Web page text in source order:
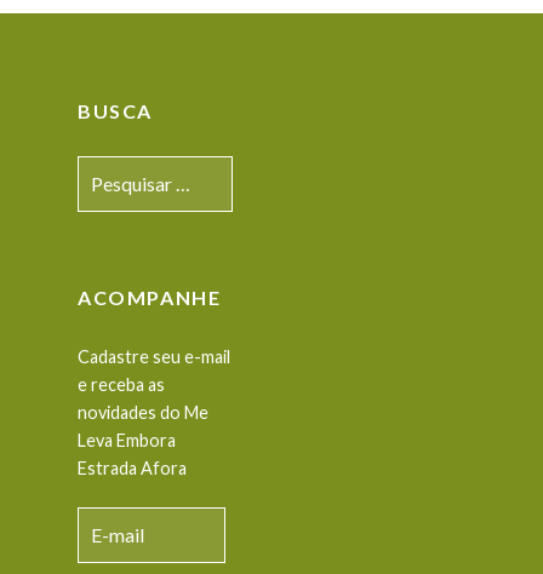
BUSCA
por:
ACOMPANHE
Cadastre seu e-mail
e receba as
novidades do Me
Leva Embora
Estrada Afora
mail